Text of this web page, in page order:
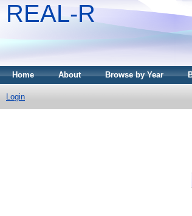
REAL-R
Home About Browse by Year
Login